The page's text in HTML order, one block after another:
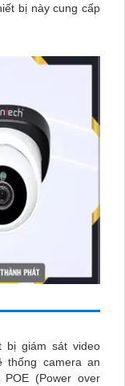
bị giám sát video
camera an